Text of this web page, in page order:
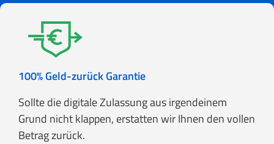
100% Geld-zurück Garantie
Sollte die digitale Zulassung aus irgendeinem
Grund nicht klappen, erstatten wir Ihnen den vollen
Betrag zurück.